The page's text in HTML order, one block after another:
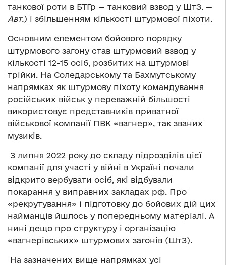
танкової роти в БТГр — танковий взвод у ШтЗ. —
Авт.) і збільшенням кількості штурмової піхоти.
Основним елементом бойового порядку
штурмового загону став штурмовий взвод у
кількості 12-15 осіб, розбитих на штурмові
трійки. На Соледарському та Бахмутському
напрямках як штурмову піхоту командування
російських військ у переважній більшості
використовує представників приватної
військової компанії ПВК «вагнер», так званих
музиків.
З липня 2022 року до складу підрозділів цієї
компанії для участі у війні в Україні почали
відкрито вербувати осіб, які відбували
покарання у виправних закладах рф. Про
«рекрутування» і підготовку до бойових дій цих
найманців йшлось у попередньому матеріалі. А
нині дещо про структуру і організацію
«вагнерівських» штурмових загонів (ШтЗ).
На зазначених вище напрямках усі